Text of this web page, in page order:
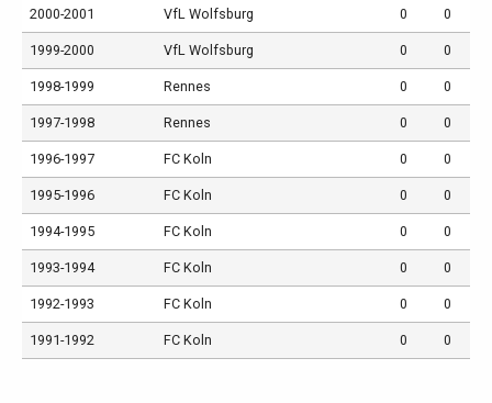
2000-2001 VfL Wolfsburg 0 0
1999-2000 VfL Wolfsburg 0 0
1998-1999 Rennes 0 0
1997-1998 Rennes 0 0
1996-1997 FC Koln 0 0
1995-1996 FC Koln 0 0
1994-1995 FC Koln 0 0
1993-1994 FC Koln 0 0
1992-1993 FC Koln 0 0
1991-1992 FC Koln 0 0